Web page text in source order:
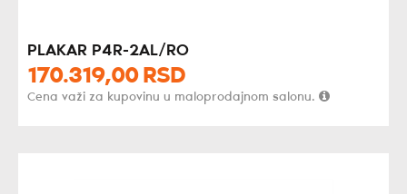
PLAKAR P4R-2AL/RO
170.319,00 RSD
Cena važi za kupovinu u maloprodajnom salonu.